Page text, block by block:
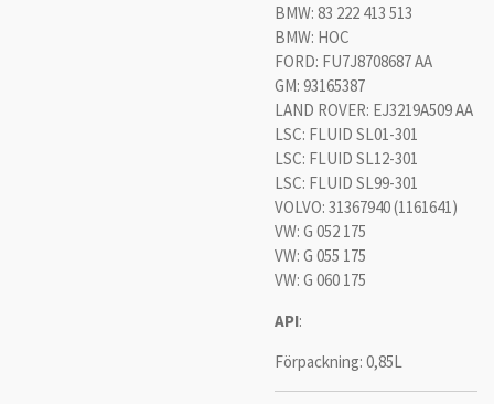
BMW: 83 222 413 513
BMW: HOC
FORD: FU7J8708687 AA
GM: 93165387
LAND ROVER: EJ3219A509 AA
LSC: FLUID SL01-301
LSC: FLUID SL12-301
LSC: FLUID SL99-301
VOLVO: 31367940 (1161641)
VW: G 052 175
VW: G 055 175
VW: G 060 175
API:
Förpackning: 0,85L